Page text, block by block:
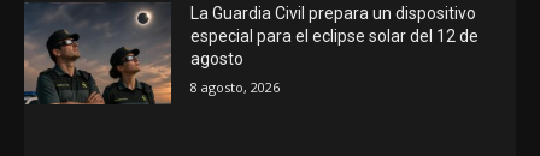
La Guardia Civil prepara un dispositivo
especial para el eclipse solar del 12 de
agosto
8 agosto, 2026